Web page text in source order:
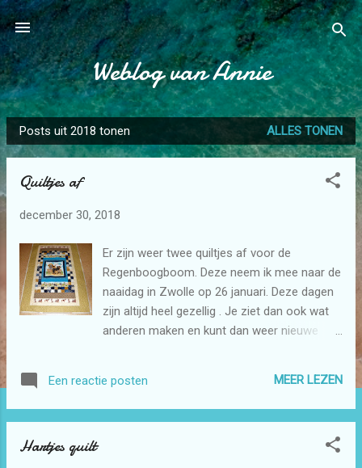
Doorgaan naar hoofdcontent
Weblog van Annie
P
o
Posts uit 2018 tonen ALLES TONEN
Quiltjes af
december 30, 2018
Er zijn weer twee quiltjes af voor de
Regenboogboom. Deze neem ik mee naar de
naaidag in Zwolle op 26 januari. Deze dagen
zijn altijd heel gezellig . Je ziet dan ook wat
anderen maken en kunt dan weer nieuwe
Een reactie posten MEER LEZEN
Hartjes quilt